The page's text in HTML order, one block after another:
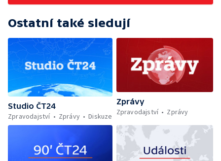
Ostatní také sledují
Studio ČT24
Zpravodajství
Zprávy Diskuze
Zprávy
Zpravodajství
Zprávy